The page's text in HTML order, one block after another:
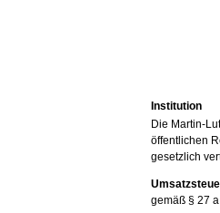
Institution
Die Martin-
öffentlichen
gesetzlich
gemäß § 27